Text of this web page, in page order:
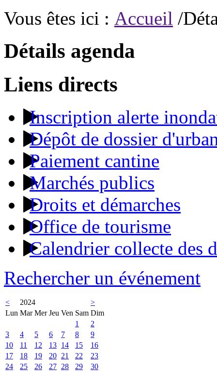
Vous êtes ici : Accueil /
Détails agenda
Liens directs
Inscription alerte
Dépôt de dossier
Paiement cantine
Marchés publics
Droits et démarches
Office de tourisme
Calendrier collecte des
Rechercher un événement
< 2024
>
Lun Mar Mer Jeu Ven Sam Dim
1
2
3
4 5 6 7 8
9
10
11 12 13 14 15
16
17
18 19 20 21 22
23
24
25 26 27 28 29 30